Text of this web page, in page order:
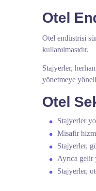
Otel
Otel endüstrisi
kullanılmasıdır.
Stajyerler,
yönetmeye
Otel
Stajyerler
Misafir
Stajyerler,
Ayrıca gelir
Stajyerler,